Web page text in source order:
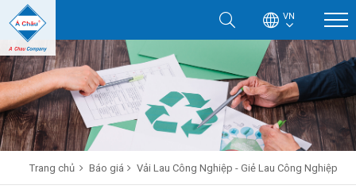
VN
Trang chủ Báo giá Vải Lau Công Nghiệp - Giẻ Lau Công Nghiệp